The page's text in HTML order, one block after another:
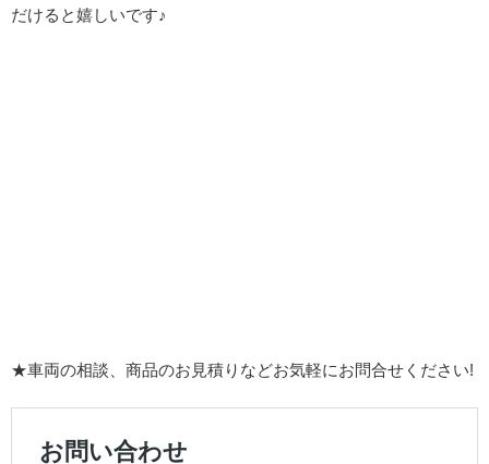
だけると嬉しいです♪
★車両の相談、商品のお見積りなどお気軽にお問合せください!